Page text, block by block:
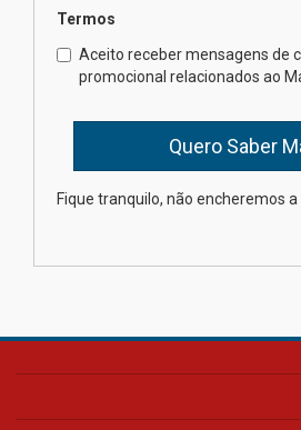
Como os
na educação
escola
Termos
Aceito receber mensagens de
promocional relacionados ao
Fique tranquilo, não encheremos